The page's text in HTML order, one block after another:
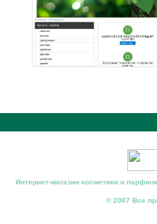
Интернет-магазин косметики и
© 2007 Все